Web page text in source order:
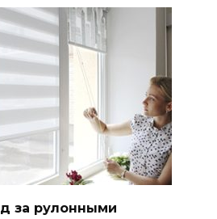
за рулонными